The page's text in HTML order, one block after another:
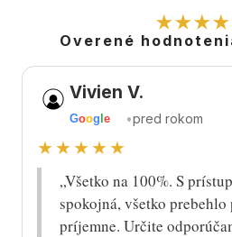
Overené
Vivien V.
Goog le •pred rokom
★★★★★
„Všetko na 100%. S
spokojná, všetko
príjemne. Určite